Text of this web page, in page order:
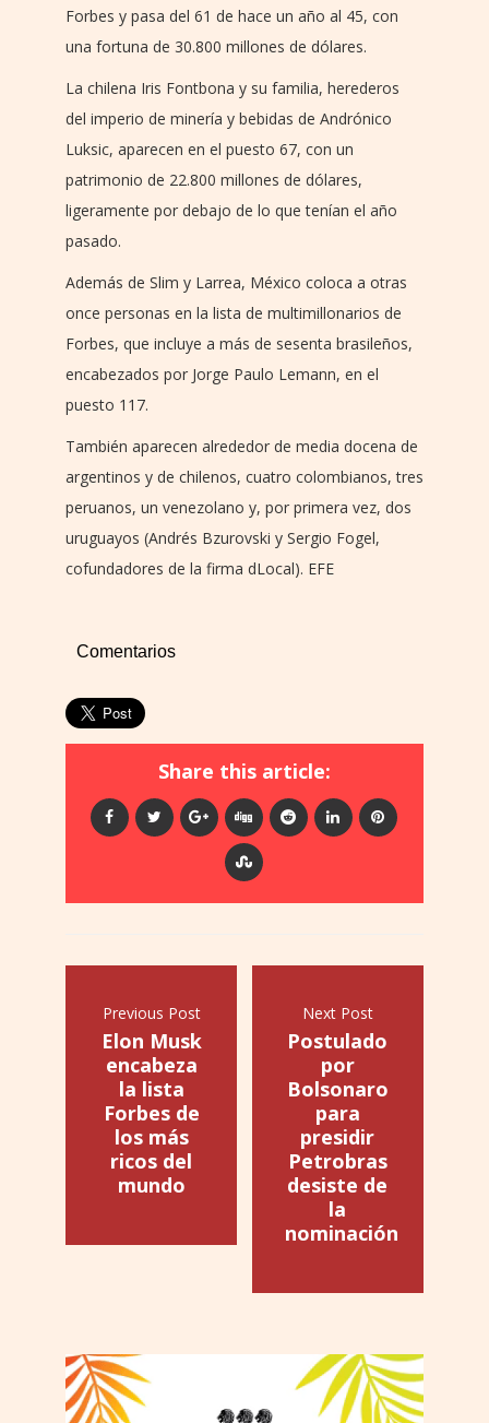
Forbes y pasa del 61 de hace un año al 45, con
una fortuna de 30.800 millones de dólares.
La chilena Iris Fontbona y su familia, herederos
del imperio de minería y bebidas de Andrónico
Luksic, aparecen en el puesto 67, con un
patrimonio de 22.800 millones de dólares,
ligeramente por debajo de lo que tenían el año
pasado.
Además de Slim y Larrea, México coloca a otras
once personas en la lista de multimillonarios de
Forbes, que incluye a más de sesenta brasileños,
encabezados por Jorge Paulo Lemann, en el
puesto 117.
También aparecen alrededor de media docena de
argentinos y de chilenos, cuatro colombianos, tres
peruanos, un venezolano y, por primera vez, dos
uruguayos (Andrés Bzurovski y Sergio Fogel,
cofundadores de la firma dLocal). EFE
Comentarios
Share this article:
Previous Post
Elon Musk
encabeza
la lista
Forbes de
los más
ricos del
mundo
Next Post
Postulado
por
Bolsonaro
para
presidir
Petrobras
desiste de
la
nominación